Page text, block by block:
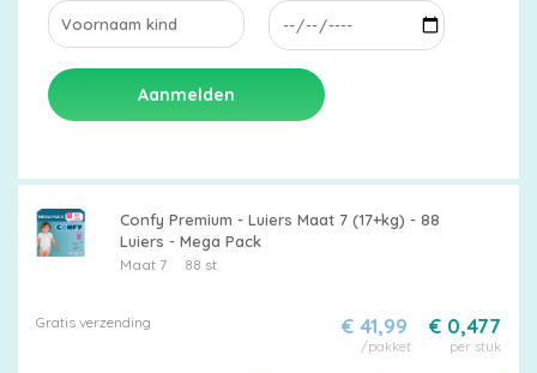
Aanmelden
Confy Premium - Luiers Maat 7 (17+kg) - 88
Luiers - Mega Pack
Maat 788 st
Gratis verzending € 0,477
per stuk
€ 41,99
/pakket